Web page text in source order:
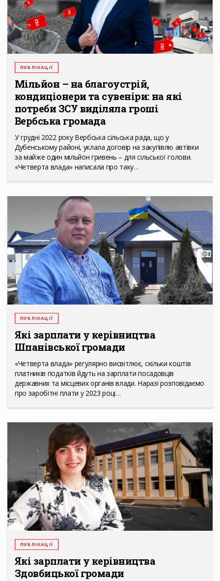
ПУБЛІКАЦІЇ
Мільйон – на благоустрій,
кондиціонери та сувеніри: на які
потреби ЗСУ виділяла гроші
Вербська громада
У грудні 2022 року Вербська сільська рада, що у
Дубенському районі, уклала договір на закупівлю автівки
за майже один мільйон гривень – для сільської голови.
«Четверта влада» написала про таку…
ПУБЛІКАЦІЇ
Які зарплати у керівництва
Шпанівської громади
«Четверта влада» регулярно висвітлює, скільки коштів
платників податків йдуть на зарплати посадовців
державних та місцевих органів влади. Наразі розповідаємо
про заробітні плати у 2023 році…
ПУБЛІКАЦІЇ
Які зарплати у керівництва
Здовбицької громади